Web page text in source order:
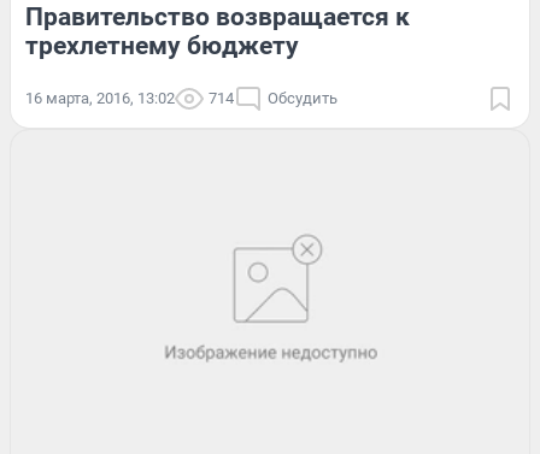
Правительство возвращается к
трехлетнему бюджету
16 марта, 2016, 13:02 714 Обсудить